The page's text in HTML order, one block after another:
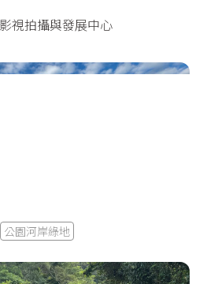
視拍攝與發展中心
公園河岸綠地